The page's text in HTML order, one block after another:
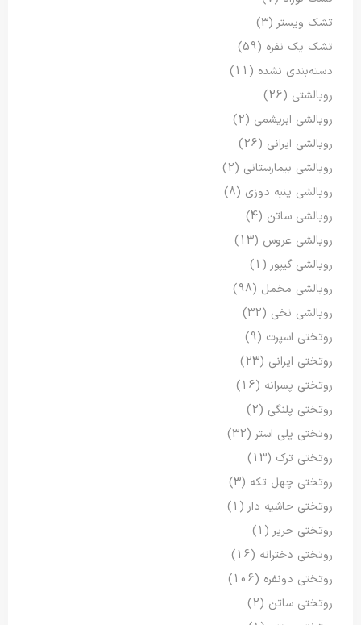
تشک ویستر (3)
تشک یک نفره (59)
دسته‌بندی نشده (11)
روبالشتی (26)
روبالشی ابریشمی (2)
روبالشی ایرانی (26)
روبالشی بیمارستانی (2)
روبالشی پنبه دوزی (8)
روبالشی ساتن (4)
روبالشی عروس (13)
روبالشی گیپور (1)
روبالشی مخمل (98)
روبالشی نخی (32)
روتختی اسپرت (9)
روتختی ایرانی (23)
روتختی پسرانه (16)
روتختی پلنگی (2)
روتختی پلی استر (32)
روتختی ترک (13)
روتختی چهل تکه (3)
روتختی حاشیه دار (1)
روتختی حریر (1)
روتختی دخترانه (16)
روتختی دونفره (106)
روتختی ساتن (2)